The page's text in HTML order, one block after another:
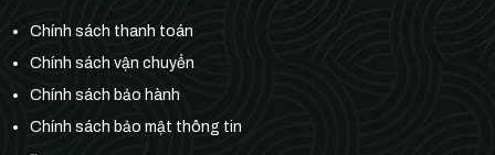
Chính sách thanh toán
Chính sách vận chuyển
Chính sách bảo hành
Chính sách bảo mật thông tin